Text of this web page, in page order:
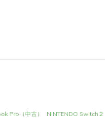
Pro（中古） NINTENDO Switch２